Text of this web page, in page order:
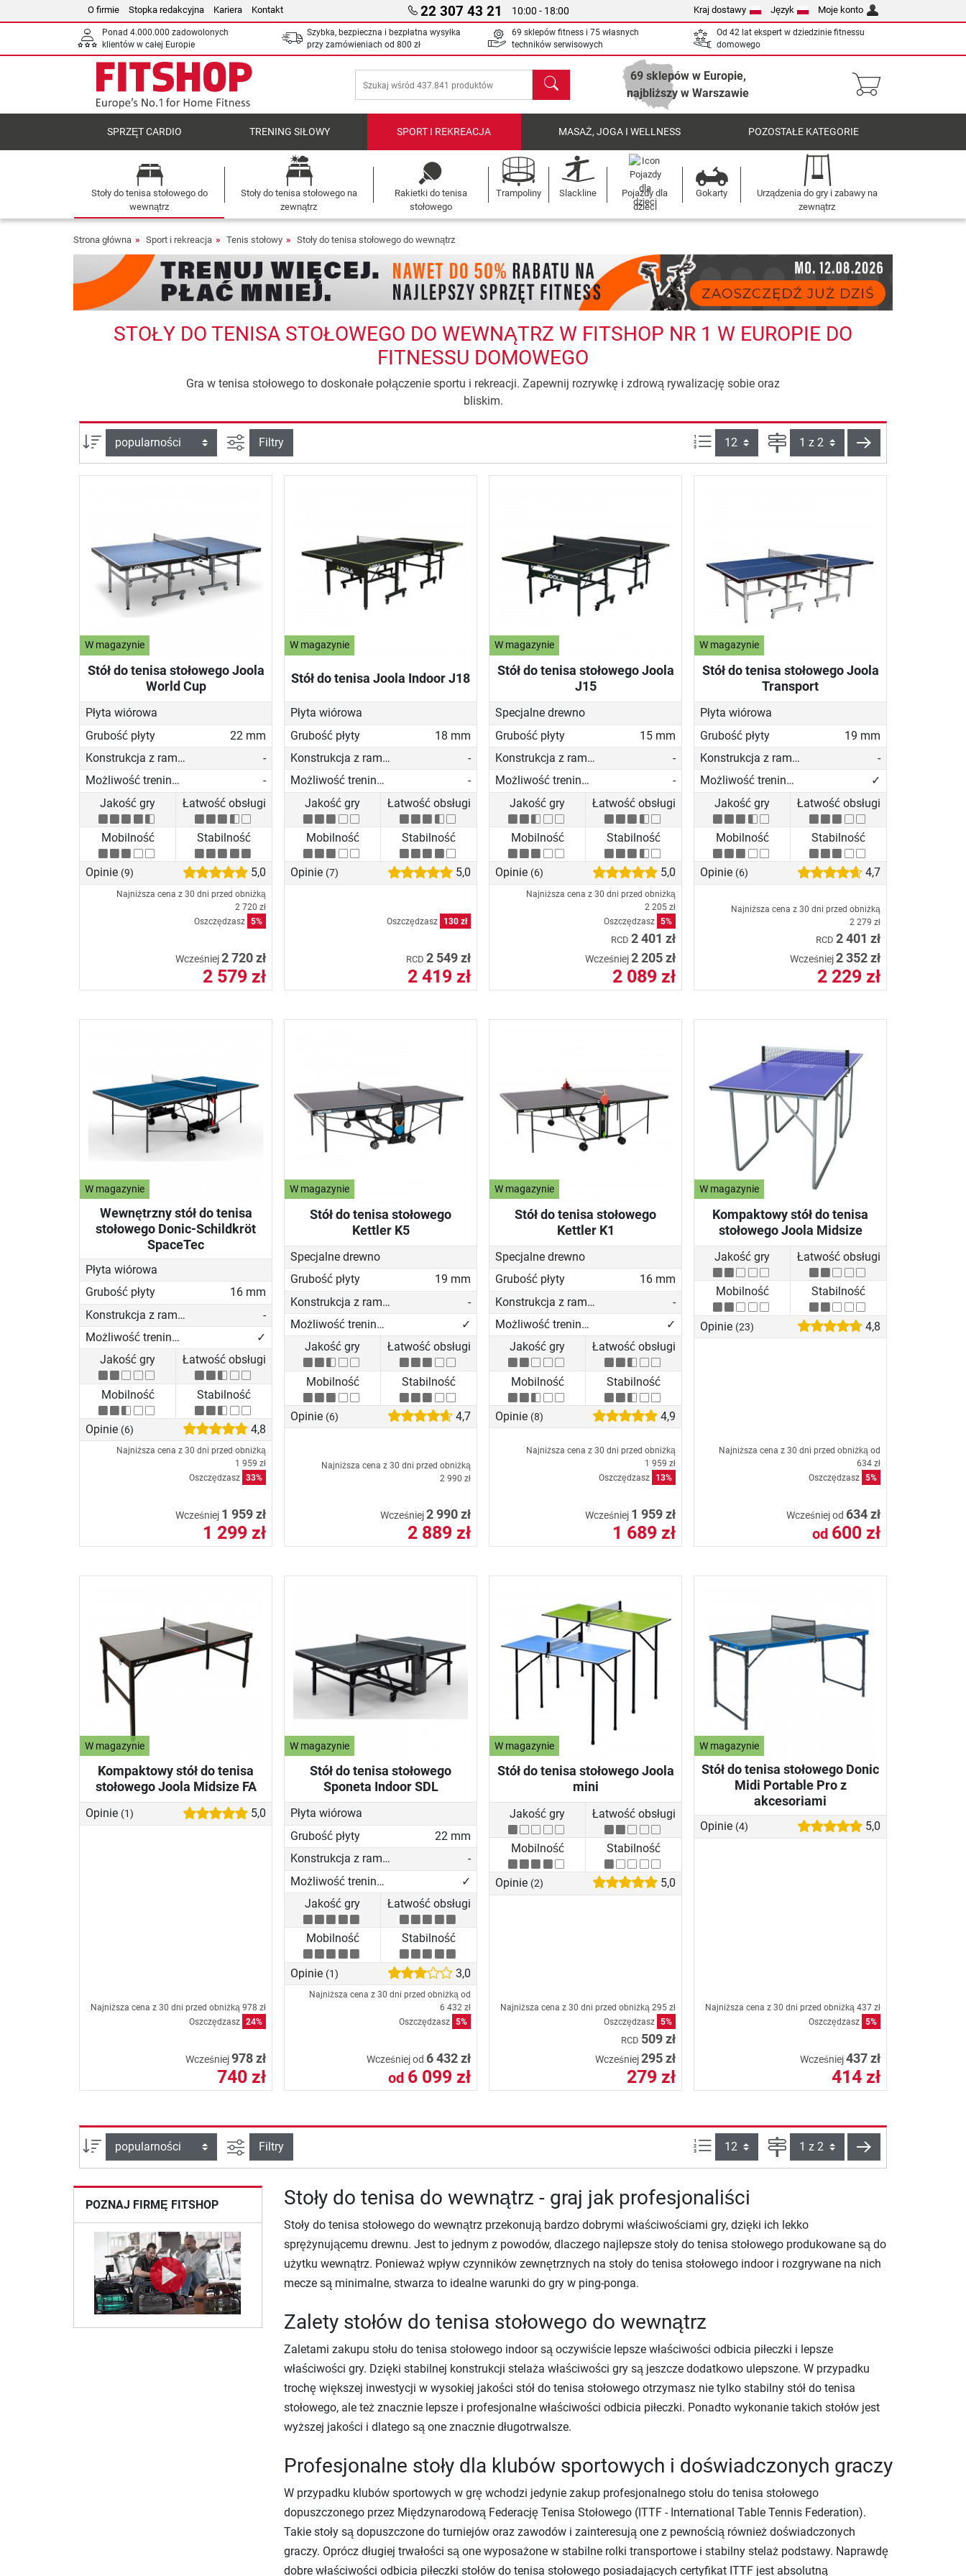
O firmie Stopka redakcyjna Kariera Kontakt 22 307 43 21 10:00 - 18:00 Kraj dostawy Język Moje konto
Ponad 4.000.000 zadowolonych
klientów w całej Europie
Szybka, bezpieczna i bezpłatna wysyłka
przy zamówieniach od 800 zł
69 sklepów fitness i 75 własnych
techników serwisowych
Od 42 lat ekspert w dziedzinie fitnessu
domowego
Szukaj
69 sklepów w Europie,
najbliższy w Warszawie
SPRZĘT CARDIO TRENING SIŁOWY SPORT I REKREACJA MASAŻ, JOGA I WELLNESS POZOSTAŁE KATEGORIE
Stoły do tenisa stołowego do
wewnątrz
Stoły do tenisa stołowego na
zewnątrz
Rakietki do tenisa
stołowego
Trampoliny Slackline
Pojazdy dla
dzieci
Gokarty
Urządzenia do gry i zabawy na
zewnątrz
Strona główna Sport i rekreacja Tenis stołowy Stoły do tenisa stołowego do wewnątrz
STOŁY DO TENISA STOŁOWEGO DO WEWNĄTRZ W FITSHOP NR 1 W EUROPIE DO
FITNESSU DOMOWEGO
Gra w tenisa stołowego to doskonałe połączenie sportu i rekreacji. Zapewnij rozrywkę i zdrową rywalizację sobie oraz
bliskim.
sortuj wg: Filtruj widok
Filtry Ilości produktów na stronie:
Strona Dalej
W magazynie
Stół do tenisa stołowego Joola
World Cup
Płyta wiórowa
Grubość płyty
22 mm
Konstrukcja z ramą z profili aluminiowychn
-
Możliwość treningu solo
-
Jakość gry
Łatwość obsługi
Mobilność Stabilność
Opinie (9) 5,0
Najniższa cena z 30 dni przed obniżką
2 720 zł
Oszczędzasz 5%
Wcześniej2 720 zł
2 579 zł
W magazynie
Stół do tenisa Joola Indoor J18
Płyta wiórowa
Grubość płyty
18 mm
Konstrukcja z ramą z profili aluminiowychn
-
Możliwość treningu solo
-
Jakość gry
Łatwość obsługi
Mobilność Stabilność
Opinie (7) 5,0
Oszczędzasz 130 zł
RCD 2 549 zł
2 419 zł
W magazynie
Stół do tenisa stołowego Joola
J15
Specjalne drewno
Grubość płyty
15 mm
Konstrukcja z ramą z profili aluminiowychn
-
Możliwość treningu solo
-
Jakość gry
Łatwość obsługi
Mobilność Stabilność
Opinie (6) 5,0
Najniższa cena z 30 dni przed obniżką
2 205 zł
Oszczędzasz 5%
RCD 2 401 zł
Wcześniej2 205 zł
2 089 zł
W magazynie
Stół do tenisa stołowego Joola
Transport
Płyta wiórowa
Grubość płyty
19 mm
Konstrukcja z ramą z profili aluminiowychn
-
Możliwość treningu solo
✓
Jakość gry
Łatwość obsługi
Mobilność Stabilność
Opinie (6) 4,7
Najniższa cena z 30 dni przed obniżką
2 279 zł
RCD 2 401 zł
Wcześniej2 352 zł
2 229 zł
W magazynie
Wewnętrzny stół do tenisa
stołowego Donic-Schildkröt
SpaceTec
Płyta wiórowa
Grubość płyty
16 mm
Konstrukcja z ramą z profili aluminiowychn
-
Możliwość treningu solo
✓
Jakość gry
Łatwość obsługi
Mobilność Stabilność
Opinie (6) 4,8
Najniższa cena z 30 dni przed obniżką
1 959 zł
Oszczędzasz 33%
Wcześniej 1 959 zł
1 299 zł
W magazynie
Stół do tenisa stołowego
Kettler K5
Specjalne drewno
Grubość płyty
19 mm
Konstrukcja z ramą z profili aluminiowychn
-
Możliwość treningu solo
✓
Jakość gry
Łatwość obsługi
Mobilność Stabilność
Opinie (6) 4,7
Najniższa cena z 30 dni przed obniżką
2 990 zł
Wcześniej2 990 zł
2 889 zł
W magazynie
Stół do tenisa stołowego
Kettler K1
Specjalne drewno
Grubość płyty
16 mm
Konstrukcja z ramą z profili aluminiowychn
-
Możliwość treningu solo
✓
Jakość gry
Łatwość obsługi
Mobilność Stabilność
Opinie (8) 4,9
Najniższa cena z 30 dni przed obniżką
1 959 zł
Oszczędzasz
13%
Wcześniej 1 959 zł
1 689 zł
W magazynie
Kompaktowy stół do tenisa
stołowego Joola Midsize
Jakość gry Łatwość obsługi
Mobilność Stabilność
Opinie (23) 4,8
Najniższa cena z 30 dni przed obniżką od
634 zł
Oszczędzasz 5%
Wcześniej od 634 zł
od 600 zł
W magazynie
Kompaktowy stół do tenisa
stołowego Joola Midsize FA
Opinie (1) 5,0
Najniższa cena z 30 dni przed obniżką 978 zł
Oszczędzasz 24%
Wcześniej978 zł
740 zł
W magazynie
Stół do tenisa stołowego
Sponeta Indoor SDL
Płyta wiórowa
Grubość płyty
22 mm
Konstrukcja z ramą z profili aluminiowychn
-
Możliwość treningu solo
✓
Jakość gry
Łatwość obsługi
Mobilność Stabilność
Opinie (1) 3,0
Najniższa cena z 30 dni przed obniżką od
6 432 zł
Oszczędzasz 5%
Wcześniej od 6 432 zł
od 6 099 zł
W magazynie
Stół do tenisa stołowego Joola
mini
Jakość gry Łatwość obsługi
Mobilność Stabilność
Opinie (2) 5,0
Najniższa cena z 30 dni przed obniżką 295 zł
Oszczędzasz 5%
RCD 509 zł
Wcześniej295 zł
279 zł
W magazynie
Stół do tenisa stołowego Donic
Midi Portable Pro z
akcesoriami
Opinie (4) 5,0
Najniższa cena z 30 dni przed obniżką 437 zł
Oszczędzasz 5%
Wcześniej437 zł
414 zł
sortuj wg: Filtruj widok
Filtry Ilości produktów na stronie:
Strona Dalej
POZNAJ FIRMĘ FITSHOP Stoły do tenisa do wewnątrz - graj jak profesjonaliści
Stoły do tenisa stołowego do wewnątrz przekonują bardzo dobrymi właściwościami gry, dzięki ich lekko
sprężynującemu drewnu. Jest to jednym z powodów, dlaczego najlepsze stoły do tenisa stołowego produkowane są do
użytku wewnątrz. Ponieważ wpływ czynników zewnętrznych na stoły do tenisa stołowego indoor i rozgrywane na nich
mecze są minimalne, stwarza to idealne warunki do gry w ping-ponga.
Zalety stołów do tenisa stołowego do wewnątrz
Zaletami zakupu stołu do tenisa stołowego indoor są oczywiście lepsze właściwości odbicia piłeczki i lepsze
właściwości gry. Dzięki stabilnej konstrukcji stelaża właściwości gry są jeszcze dodatkowo ulepszone. W przypadku
trochę większej inwestycji w wysokiej jakości stół do tenisa stołowego otrzymasz nie tylko stabilny stół do tenisa
stołowego, ale też znacznie lepsze i profesjonalne właściwości odbicia piłeczki. Ponadto wykonanie takich stołów jest
wyższej jakości i dlatego są one znacznie długotrwalsze.
Profesjonalne stoły dla klubów sportowych i doświadczonych graczy
W przypadku klubów sportowych w grę wchodzi jedynie zakup profesjonalnego stołu do tenisa stołowego
dopuszczonego przez Międzynarodową Federację Tenisa Stołowego (ITTF - International Table Tennis Federation).
Takie stoły są dopuszczone do turniejów oraz zawodów i zainteresują one z pewnością również doświadczonych
graczy. Oprócz długiej trwałości są one wyposażone w stabilne rolki transportowe i stabilny stelaż podstawy. Naprawdę
dobre właściwości odbicia piłeczki stołów do tenisa stołowego posiadających certyfikat ITTF jest absolutną